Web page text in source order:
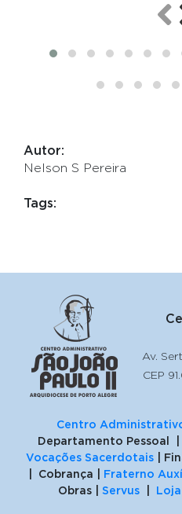
Autor:
Nelson S Pereira
Tags:
Av.
CEP
Centro
Departamento Pessoal
Vocações Sacerdotais |
| Cobrança | Fraterno
Obras | Servus